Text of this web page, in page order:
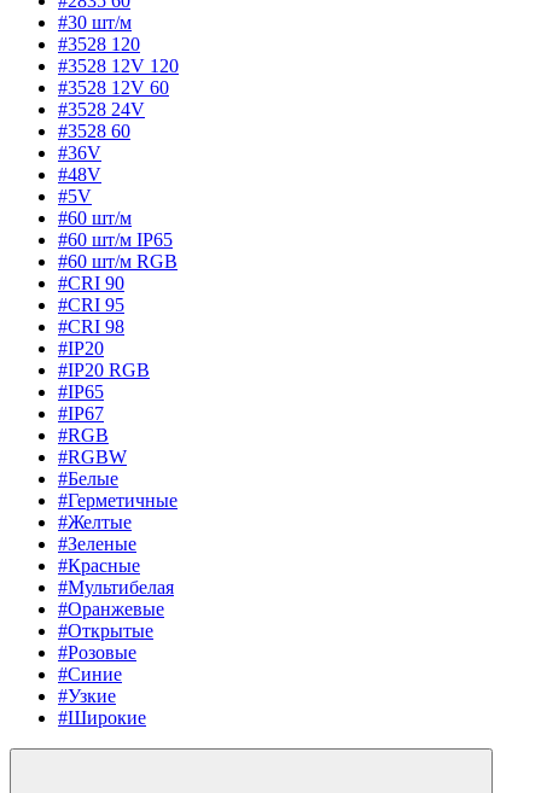
#30 шт/м
#3528 120
#3528 12V 120
#3528 12V 60
#3528 24V
#3528 60
#36V
#48V
#5V
#60 шт/м
#60 шт/м IP65
#60 шт/м RGB
#CRI 90
#CRI 95
#CRI 98
#IP20
#IP20 RGB
#IP65
#IP67
#RGB
#RGBW
#Белые
#Герметичные
#Желтые
#Зеленые
#Красные
#Мультибелая
#Оранжевые
#Открытые
#Розовые
#Синие
#Узкие
#Широкие